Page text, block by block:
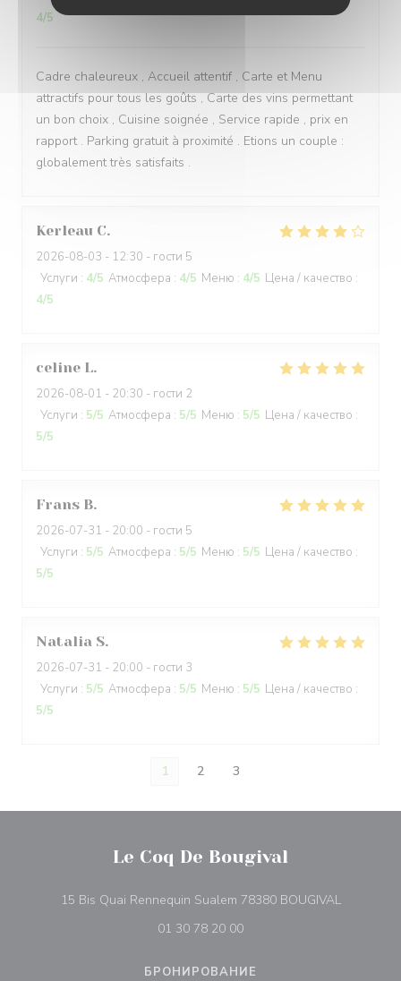
4/5
Cadre chaleureux , Accueil attentif , Carte et Menu
attractifs pour tous les goûts , Carte des vins permettant
un bon choix , Cuisine soignée , Service rapide , prix en
rapport . Parking gratuit à proximité . Etions un couple :
globalement très satisfaits .
Kerleau C
2026-08-03 - 12:30 - гости 5
Услуги : 4/5 Атмосфера : 4/5 Меню : 4/5 Цена / качество :
4/5
celine L
2026-08-01 - 20:30 - гости 2
Услуги : 5/5 Атмосфера : 5/5 Меню : 5/5 Цена / качество :
5/5
Frans B
2026-07-31 - 20:00 - гости 5
Услуги : 5/5 Атмосфера : 5/5 Меню : 5/5 Цена / качество :
5/5
Natalia S
2026-07-31 - 20:00 - гости 3
Услуги : 5/5 Атмосфера : 5/5 Меню : 5/5 Цена / качество :
5/5
1 2 3
Le Coq De Bougival
15 Bis Quai Rennequin Sualem 78380 BOUGIVAL
01 30 78 20 00
БРОНИРОВАНИЕ